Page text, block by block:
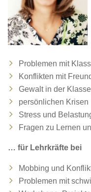
Problemen mit
Konflikten mit
Gewalt in der
persönlichen Krisen
Stress und
Fragen zu Lernen
… für Lehrkräfte bei
Mobbing und
Problemen mit